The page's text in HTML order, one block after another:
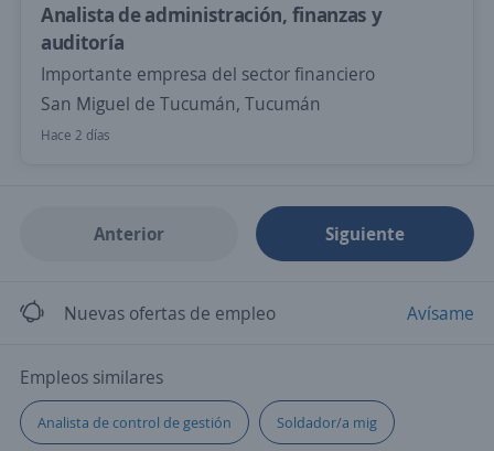
Analista de administración, finanzas y
auditoría
Importante empresa del sector financiero
San Miguel de Tucumán, Tucumán
Hace 2 días
Anterior Siguiente
Nuevas ofertas de empleo Avísame
Empleos similares
Analista de control de gestión Soldador/a mig